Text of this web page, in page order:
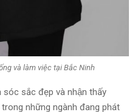
và làm việc tại Bắc Ninh
sóc sắc đẹp và nhận thấy
những ngành đang phát